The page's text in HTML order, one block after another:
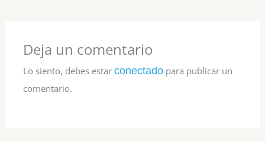
Deja un comentario
Lo siento, debes estarconectado para publicar un
comentario.